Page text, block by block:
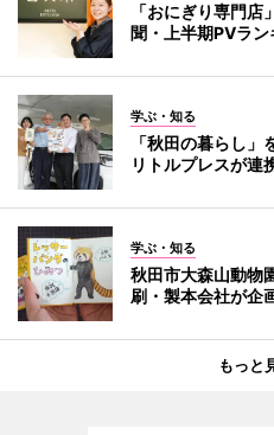
「おにぎり専門
聞・上半期PVラン
学ぶ・知る
「秋田の暮らし
リトルプレスが連
学ぶ・知る
秋田市大森山動物
刷・製本会社が企
もっと